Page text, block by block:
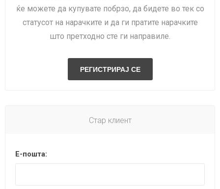
ќе можете да купувате побрзо, да бидете во тек со
статусот на нарачките и да ги пратите нарачките
што претходно сте ги направиле.
Стар клиент
Е-пошта: